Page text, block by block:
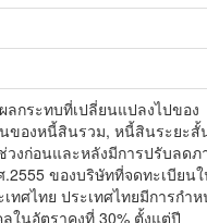
ลกระทบที่เปลี่ยนแปลงไปของ
ของหนี้สินรวม, หนี้สินระยะสั้
งก่อนและหลังมีการปรับลดภ
ของบริษัทที่จดทะเบียน
ทศไทย ประเทศไทยมีการกํา
ในอัตราคงที่ 30% ตั้งแต่ปี